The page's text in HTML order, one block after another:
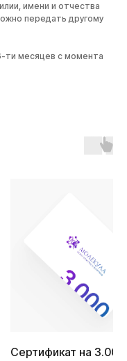
имени и отчества
передать другому
ти месяцев с момента
Сертификат на